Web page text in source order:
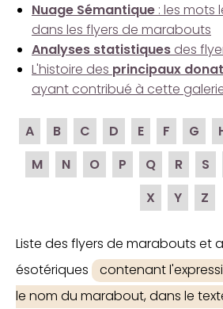
Nuage Sémantique : les mots
dans les flyers de marabouts
Analyses statistiques des
L'histoire des principaux
ayant contribué à cette
A B C D E F G
M
N O P Q R S
X
Y Z
Liste des flyers de marabouts et
ésotériques
contenant
le nom du marabout, dans le